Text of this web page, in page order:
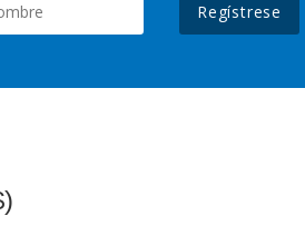
Regístrese